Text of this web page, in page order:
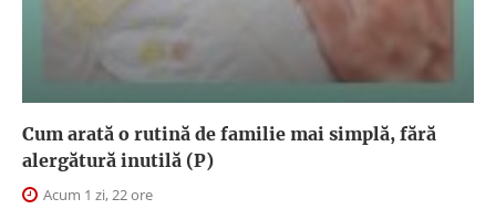
Cum arată o rutină de familie mai simplă, fără
alergătură inutilă (P)
Acum 1 zi, 22 ore